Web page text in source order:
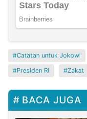
Catatan untuk Jokowi
Presiden RI Zakat
BACA JUGA